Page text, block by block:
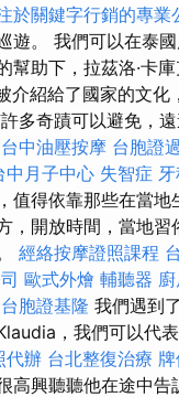
於關鍵字行銷的專業
遊。 我們可以在泰
幫助下，拉茲洛·卡
介紹給了國家的文化
多奇蹟可以避免，
台中油壓按摩 台胞證
中月子中心 失智症
值得依靠那些在當地
，開放時間，當地習
經絡按摩證照課程
歐式外燴 輔聽器
台胞證基隆 我們遇到
，我們可以代
代辦 台北整復治療
高興聽聽他在途中告